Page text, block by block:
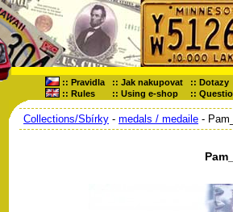
:: Pravidla :: Jak nakupovat :: Dotazy
:: Rules :: Using e-shop ::
Collections/Sbírky - medals / medaile -